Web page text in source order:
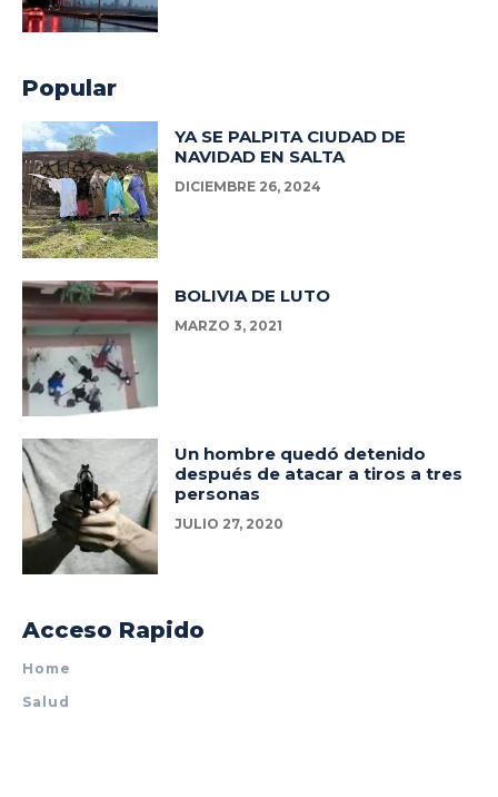
Popular
YA SE PALPITA CIUDAD DE
NAVIDAD EN SALTA
DICIEMBRE 26, 2024
BOLIVIA DE LUTO
MARZO 3, 2021
Un hombre quedó detenido
después de atacar a tiros a tres
personas
JULIO 27, 2020
Acceso Rapido
Home
Salud